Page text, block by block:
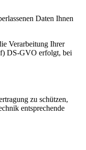
Daten Ihnen
Verarbeitung Ihrer
DS-GVO erfolgt, bei
zu schützen,
entsprechende